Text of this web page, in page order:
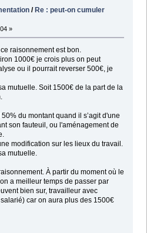
/ Re : peut-on cumuler
»
raisonnement est bon.
1000€ je crois plus on peut
ou il pourrait reverser 500€, je
mutuelle. Soit 1500€ de la part de la
du montant quand il s’agit d'une
son fauteuil, ou l'aménagement de
modification sur les lieux du travail.
mutuelle.
À partir du moment où le
a meilleur temps de passer par
bien sur, travailleur avec
car on aura plus des 1500€